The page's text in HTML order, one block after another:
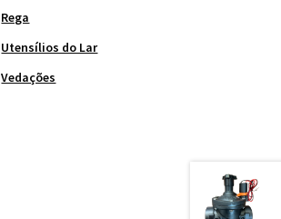
Rega
Utensílios do Lar
Vedações